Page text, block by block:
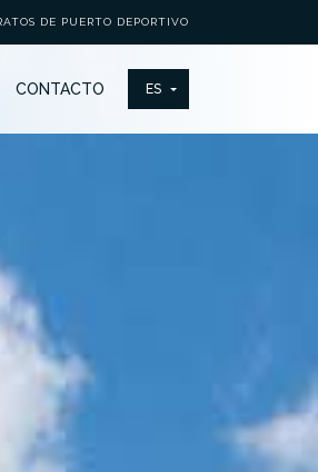
DE PUERTO DEPORTIVO
CONTACTO